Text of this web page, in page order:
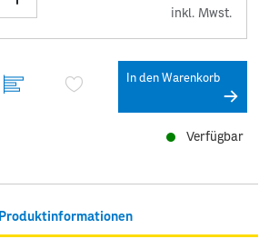
inkl. Mwst.
In den Warenkorb
Verfügbar
Produktinformationen